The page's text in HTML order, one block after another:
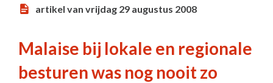
artikel van vrijdag 29 augustus 2008
Malaise bij lokale en regionale
besturen was nog nooit zo